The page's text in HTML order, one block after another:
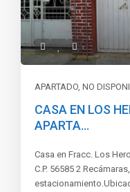
APARTADO,NO
CASA EN LOS
APARTA...
Casa en Fracc. Los
C.P. 56585 2